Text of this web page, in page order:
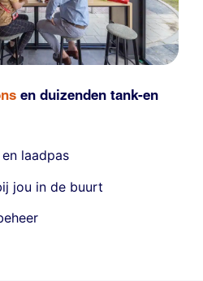
en duizenden tank-en
laadpas
jou in de buurt